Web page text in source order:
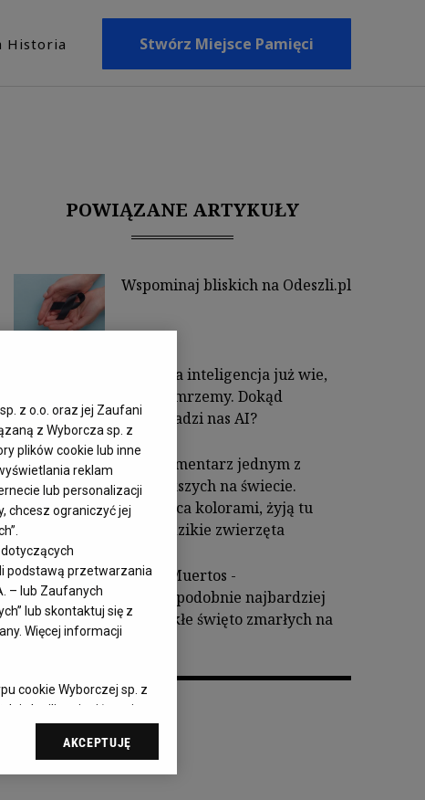
Historia Stwórz Miejsce Pamięci
POWIĄZANE ARTYKUŁY
Wspominaj bliskich na Odeszli.pl
Sztuczna inteligencja już wie,
kiedy umrzemy. Dokąd
zaprowadzi nas AI?
Polski cmentarz jednym z
największych na świecie.
Zachwyca kolorami, żyją tu
nawet dzikie zwierzęta
Dia de Muertos -
prawdopodobnie najbardziej
niezwykłe święto zmarłych na
z o.o. oraz jej Zaufani
z Wyborcza sp. z
plików cookie lub inne
reklam
lub personalizacji
chcesz ograniczyć jej
podstawą przetwarzania
– lub Zaufanych
lub skontaktuj się z
Więcej informacji
cookie Wyborczej sp. z
chwili zmienić swoje
dot.
do sekcjiAKCEPTUJĘ